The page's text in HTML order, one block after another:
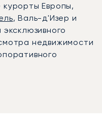
Европы,
, Валь-д'Изер и
недвижимости
в полном